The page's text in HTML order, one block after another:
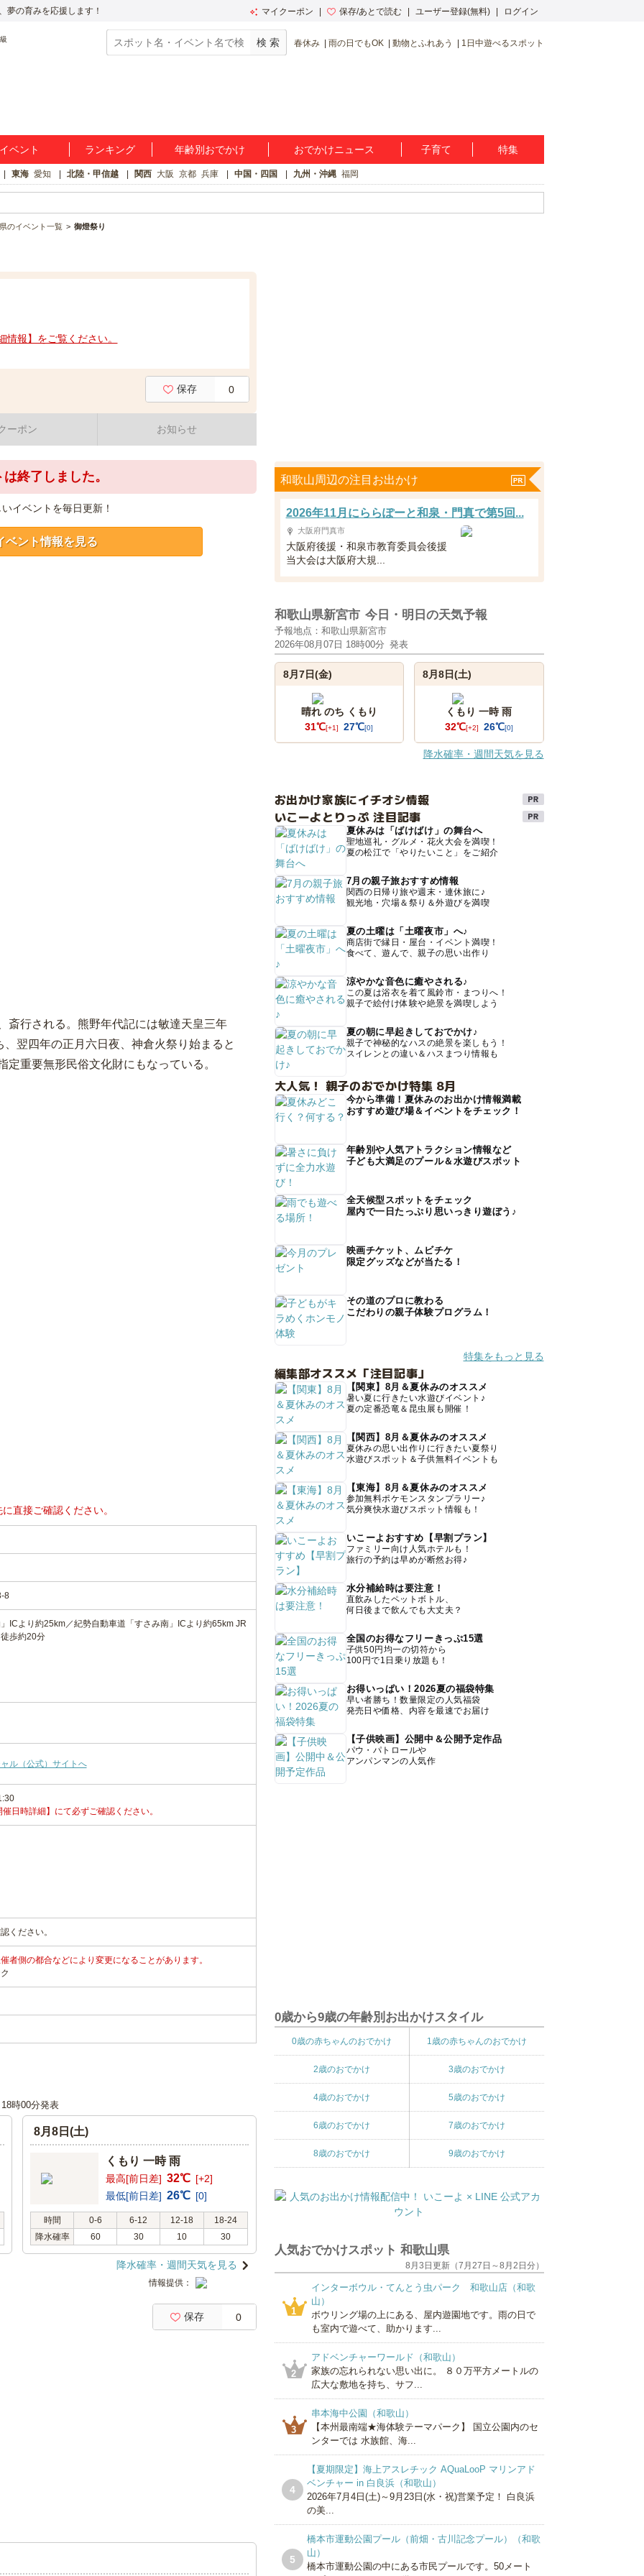
夢の育みを応援します！ マイクーポン 保存/あとで読む ユーザー登録(無料) ログイン
春休み 雨の日でもOK 動物とふれあう 1日中遊べるスポット
ベント ランキング 年齢別おでかけ おでかけニュース 子育て 特集
東海 愛知 北陸・甲信越 関西 大阪 京都 兵庫 中国・四国 九州・沖縄 福岡
のイベント一覧 御燈祭り
報】をご覧ください。
保存 0
ーポン お知らせ
終了しました。
イベントを毎日更新！
ベント情報を見る
斎行される。熊野年代記には敏達天皇三年
翌四年の正月六日夜、神倉火祭り始まると
重要無形民俗文化財にもなっている。
直接ご確認ください。
8
ICより約25km／紀勢自動車道「すさみ南」ICより約65km JR
歩約20分
ル（公式）サイトへ
日時詳細】にて必ずご確認ください。
ください。
者側の都合などにより変更になることがあります。
時00分発表
8月8日(土)
くもり 一時 雨
最高[前日差] 32℃ [+2]
最低[前日差] 26℃ [0]
時間 0-6 6-12 12-18
18-24
降水確率
60 30 10 30
降水確率・週間天気を見る
情報提供：
保存 0
和歌山周辺の注目お出かけ
2026年11月にららぽーと和泉・門真で第5回...
大阪府門真市
大阪府後援・和泉市教育委員会後援
当大会は大阪府大規...
和歌山県新宮市 今日・明日の天気予報
予報地点：和歌山県新宮市
2026年08月07日 18時00分 発表
8月7日(金)
晴れ のち くもり
31℃[+1] 27℃[0]
8月8日(土)
くもり 一時 雨
32℃[+2] 26℃[0]
降水確率・週間天気を見る
お出かけ家族にイチオシ情報
いこーよとりっぷ 注目記事
夏休みは「ばけばけ」の舞台へ
聖地巡礼・グルメ・花火大会を満喫！
夏の松江で「やりたいこと」をご紹介
7月の親子旅おすすめ情報
関西の日帰り旅や週末・連休旅に♪
観光地・穴場＆祭り＆外遊びを満喫
夏の土曜は「土曜夜市」へ♪
商店街で縁日・屋台・イベント満喫！
食べて、遊んで、親子の思い出作り
涼やかな音色に癒やされる♪
この夏は浴衣を着て風鈴市・まつりへ！
親子で絵付け体験や絶景を満喫しよう
夏の朝に早起きしておでかけ♪
親子で神秘的なハスの絶景を楽しもう！
スイレンとの違い＆ハスまつり情報も
大人気！ 親子のおでかけ特集 8月
今から準備！夏休みのお出かけ情報満載
おすすめ遊び場＆イベントをチェック！
年齢別や人気アトラクション情報など
子ども大満足のプール＆水遊びスポット
全天候型スポットをチェック
屋内で一日たっぷり思いっきり遊ぼう♪
映画チケット、ムビチケ
限定グッズなどが当たる！
その道のプロに教わる
こだわりの親子体験プログラム！
特集をもっと見る
編集部オススメ「注目記事」
【関東】8月＆夏休みのオススメ
暑い夏に行きたい水遊びイベント♪
夏の定番恐竜＆昆虫展も開催！
【関西】8月＆夏休みのオススメ
夏休みの思い出作りに行きたい夏祭り
水遊びスポット＆子供無料イベントも
【東海】8月＆夏休みのオススメ
参加無料ポケモンスタンプラリー♪
気分爽快水遊びスポット情報も！
いこーよおすすめ【早割プラン】
ファミリー向け人気ホテルも！
旅行の予約は早めが断然お得♪
水分補給時は要注意！
直飲みしたペットボトル、
何日後まで飲んでも大丈夫？
全国のお得なフリーきっぷ15選
子供50円均一の切符から
100円で1日乗り放題も！
お得いっぱい！2026夏の福袋特集
早い者勝ち！数量限定の人気福袋
発売日や価格、内容を最速でお届け
【子供映画】公開中＆公開予定作品
パウ・パトロールや
アンパンマンの人気作
0歳から9歳の年齢別お出かけスタイル
0歳の赤ちゃんのおでかけ 1歳の赤ちゃんのおでかけ
2歳のおでかけ 3歳のおでかけ
4歳のおでかけ 5歳のおでかけ
6歳のおでかけ 7歳のおでかけ
8歳のおでかけ 9歳のおでかけ
人気おでかけスポット 和歌山県
8月3日更新（7月27日～8月2日分）
1
インターボウル・てんとう虫パーク 和歌山店（和歌
山）
ボウリング場の上にある、屋内遊園地です。雨の日で
も室内で遊べて、助かります...
2
アドベンチャーワールド（和歌山）
家族の忘れられない思い出に。 ８０万平方メートルの
広大な敷地を持ち、サフ...
3
串本海中公園（和歌山）
【本州最南端★海体験テーマパーク】 国立公園内のセ
ンターでは 水族館、海...
4
【夏期限定】海上アスレチック AQuaLooP マリンアド
ベンチャー in 白良浜（和歌山）
2026年7月4日(土)～9月23日(水・祝)営業予定！ 白良浜
の美...
5
橋本市運動公園プール（前畑・古川記念プール）（和歌
山）
橋本市運動公園の中にある市民プールです。50メート